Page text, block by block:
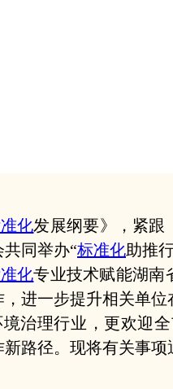
化发展纲要》，紧跟
同举办“标准化助推
化专业技术赋能湖南
进一步提升相关单
治理行业，更欢迎
新路径。现将有关事项